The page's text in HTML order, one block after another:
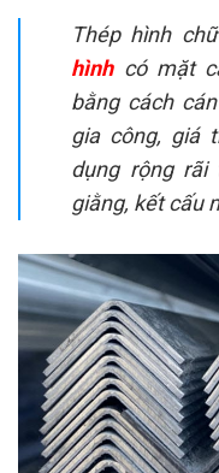
Thép hình
hình có mặt
bằng cách
gia công, giá
dụng rộng rãi
giằng, kết cấu